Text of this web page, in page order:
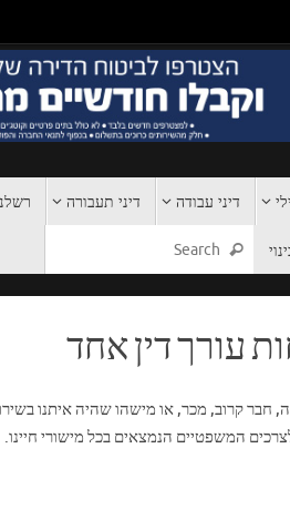
דיני עבודה דיני תעבורה
עורך דין אחד
חבר קרוב, מכר, או מישהו שהיה איתנו
המשפטיים הנמצאים בכל מישורי חיינו.